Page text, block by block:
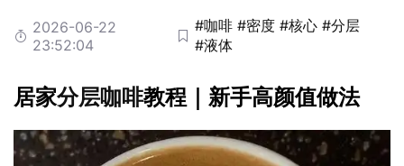
2026-06-22
23:52:04
#咖啡 #密度 #核心 #分层
#液体
居家分层咖啡教程｜新手高颜值做法